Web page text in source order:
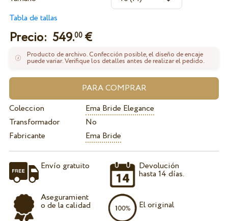
Tabla de tallas
Precio: 549.00€
Producto de archivo. Confección posible, el diseño de encaje
puede variar. Verifique los detalles antes de realizar el pedido.
Coleccion
Ema Bride Elegance
Transformador
No
Fabricante
Ema Bride
Envío gratuito
Aseguramient
o de la calidad
Devolución
hasta 14 días.
El original